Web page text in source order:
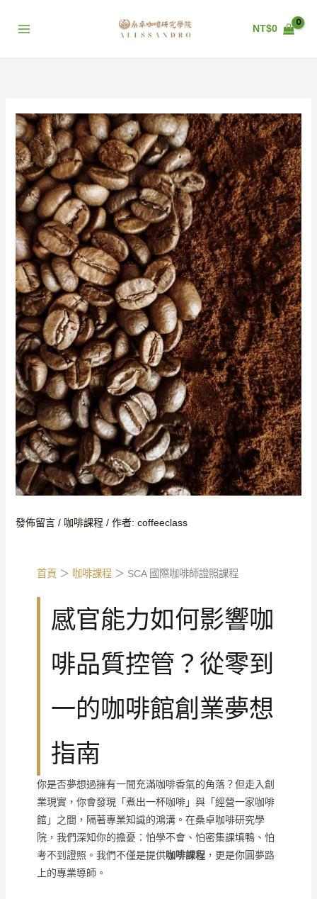
NT$0
發佈留言 / 咖啡課程 / 作者: coffeeclass
首頁 ＞ 咖啡課程 ＞ SCA 國際咖啡師證照課程
感官能力如何影響咖
啡品質控管？從零到
一的咖啡館創業夢想
指南
你是否夢想過擁有一間充滿咖啡香氣的角落？但走入創
業現實，你會發現「煮出一杯咖啡」與「經營一家咖啡
館」之間，隔著專業知識的鴻溝。在桑卓咖啡研究學
院，我們深知你的擔憂：怕學不會、怕密集課填鴨、怕
考不到證照。我們不僅是提供咖啡課程，更是你圓夢路
上的專業導師。